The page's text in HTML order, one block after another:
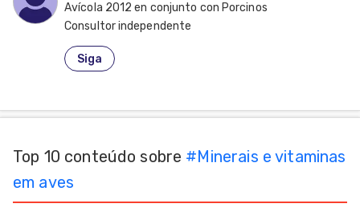
Avícola 2012 en conjunto con Porcinos
Consultor independente
Estados Unidos
Siga
Top 10 conteúdo sobre #Minerais e vitaminas
em aves